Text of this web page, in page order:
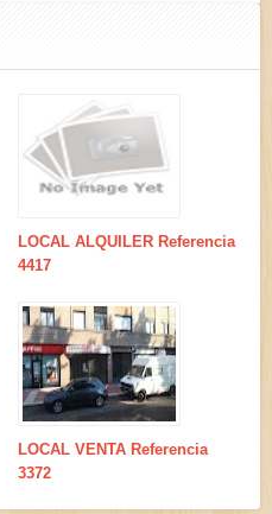
LOCAL ALQUILER Referencia
4417
LOCAL VENTA Referencia
3372